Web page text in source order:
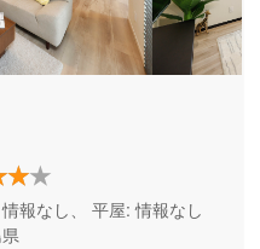
報なし、 平屋: 情報なし